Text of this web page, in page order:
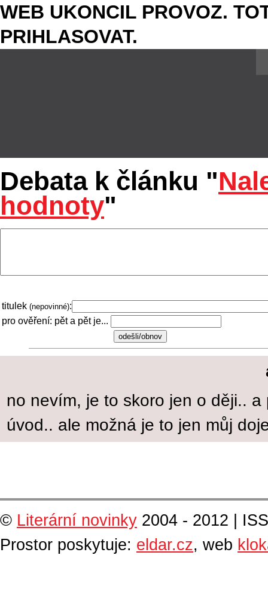
WEB UKONCIL PROVOZ.
PRIHLASOVAT.
Debata k článku "
hodnoty"
titulek (nepovinné):
pro ověření: pět a pět je...
no nevím, je to skoro jen o ději..
úvod.. ale možná je to jen můj
© Literární novinky 2004 - 2012 |
Prostor poskytuje: eldar.cz, web